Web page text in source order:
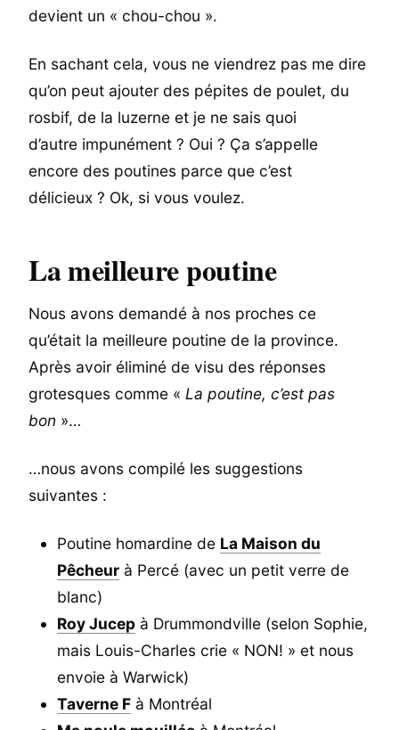
devient un « chou-chou ».
En sachant cela, vous ne viendrez pas me dire
qu’on peut ajouter des pépites de poulet, du
rosbif, de la luzerne et je ne sais quoi
d’autre impunément ? Oui ? Ça s’appelle
encore des poutines parce que c’est
délicieux ? Ok, si vous voulez.
La meilleure poutine
Nous avons demandé à nos proches ce
qu’était la meilleure poutine de la province.
Après avoir éliminé de visu des réponses
grotesques comme « La poutine, c’est pas
bon »…
…nous avons compilé les suggestions
suivantes :
Poutine homardine de La Maison du
Pêcheur à Percé (avec un petit verre de
blanc)
Roy Jucep à Drummondville (selon Sophie,
mais Louis-Charles crie « NON! » et nous
envoie à Warwick)
Taverne F à Montréal